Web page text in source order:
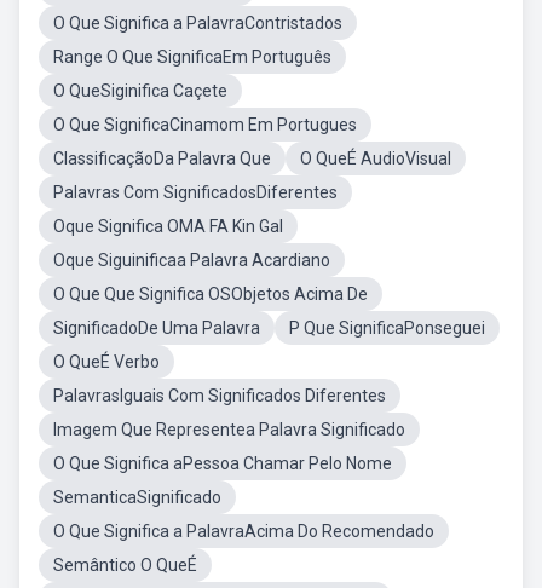
O Que Significa a PalavraContristados
Range O Que SignificaEm Português
O QueSiginifica Caçete
O Que SignificaCinamom Em Portugues
ClassificaçãoDa Palavra Que
O QueÉ AudioVisual
Palavras Com SignificadosDiferentes
Oque Significa OMA FA Kin Gal
Oque Siguinificaa Palavra Acardiano
O Que Que Significa OSObjetos Acima De
SignificadoDe Uma Palavra
P Que SignificaPonseguei
O QueÉ Verbo
PalavrasIguais Com Significados Diferentes
Imagem Que Representea Palavra Significado
O Que Significa aPessoa Chamar Pelo Nome
SemanticaSignificado
O Que Significa a PalavraAcima Do Recomendado
Semântico O QueÉ